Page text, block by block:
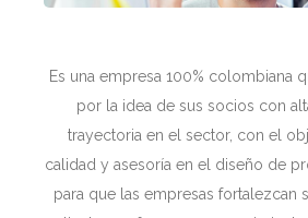
Es una empresa 100% colombiana
por la idea de sus socios con
trayectoria en el sector, con el
calidad y asesoría en el diseño de
para que las empresas fortalezcan